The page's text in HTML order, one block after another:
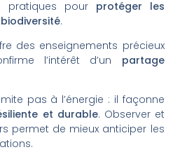
pratiques pour protéger les
.
des enseignements précieux
l’intérêt d’un partage
pas à l’énergie : il façonne
et durable. Observer et
permet de mieux anticiper les